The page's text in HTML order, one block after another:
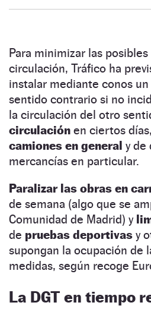
Para minimizar las
circulación, Tráfico ha
instalar mediante conos un
sentido contrario si no
la circulación del otro
circulación en ciertos
camiones en general y de
mercancías en particular.
Paralizar las obras en
de semana (algo que se
Comunidad de Madrid) y
de pruebas deportivas y
supongan la ocupación de
medidas, según recoge
La DGT en tiempo